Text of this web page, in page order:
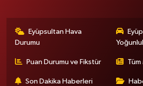
Eyüpsultan Hava
Durumu
Puan Durumu ve Fikstür
Son Dakika Haberleri